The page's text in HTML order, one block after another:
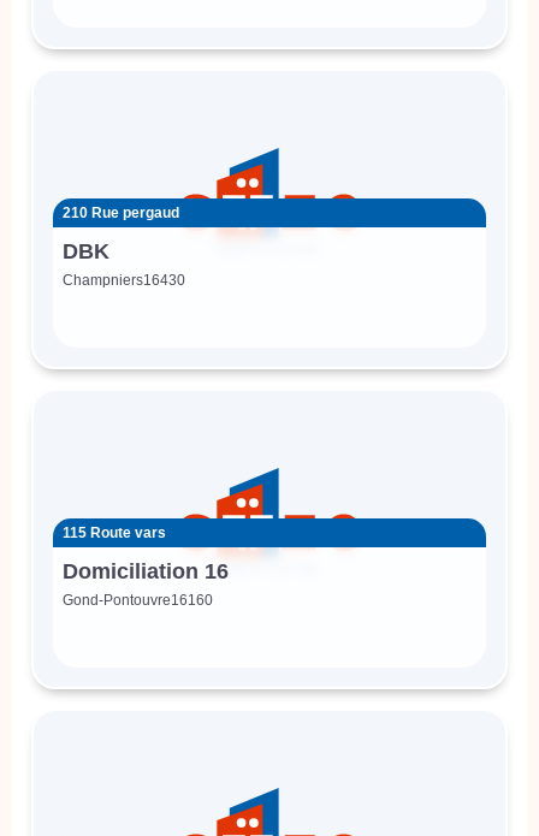
210 Rue pergaud
DBK
Champniers16430
115 Route vars
Domiciliation 16
Gond-Pontouvre16160